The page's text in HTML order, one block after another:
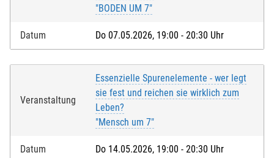
"BODEN UM 7"
Datum Do 07.05.2026, 19:00 - 20:30 Uhr
Veranstaltung
Essenzielle Spurenelemente - wer legt
sie fest und reichen sie wirklich zum
Leben?
"Mensch um 7"
Datum Do 14.05.2026, 19:00 - 20:30 Uhr